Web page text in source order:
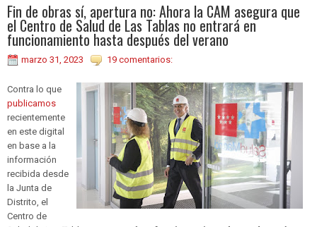
Fin de obras sí, apertura no: Ahora la CAM asegura que
el Centro de Salud de Las Tablas no entrará en
funcionamiento hasta después del verano
marzo 31, 2023 19 comentarios:
Contra lo que
publicamos
recientemente
en este digital
en base a la
información
recibida desde
la Junta de
Distrito, el
Centro de